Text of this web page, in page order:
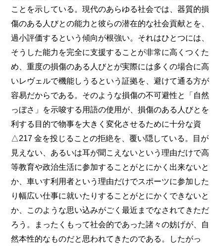
ことを示している。現代のあらゆる社会では、器質的損
傷のある人びとの能力と彼らの潜在的な社会貢献とを、
過小評価するという傾向が根強い。それはひとつには、
そうした能力を完全に支援することが非常に高くつくた
め、重度の損傷のある人びとが実際には多くの場合に高
いレヴェルで機能しうるという証拠を、避けて通る方が
容易だからである。そのような損傷の不可避性と「自然
っぼさ」を示唆する用語の使用が、損傷のある人びとを
利する目的で物事を大きく変化させるために十分な資
△217 金を投じることの拒絶を、覆い隠している。目が
見えない、あるいは耳が聞こえないという理由だけで高
等教育や政治生活に参加することがとにかく出来ないと
か、車いす利用者という理由だけでスポーツに参加した
り幅広い仕事に就いたりすることがとにかくできないと
か、このような思い込みがごく最近までなされてきただ
ろう。まったくもって社会的であった諸々の妨げが、自
然本性的なものだと思われてきたのである。したがっ